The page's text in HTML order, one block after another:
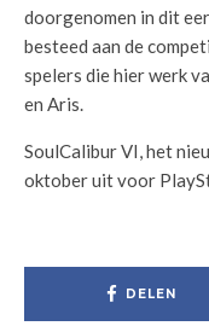
doorgenomen in dit
besteed aan de
spelers die hier werk
en Aris.
SoulCalibur VI, het
oktober uit voor
DELEN